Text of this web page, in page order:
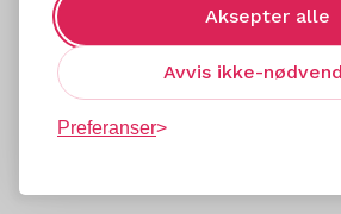
Aksepter alle
Avvis ikke-
Preferanser